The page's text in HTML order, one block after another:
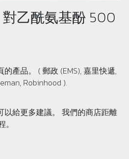
乙酰氨基酚 500
產品。 ( 郵政 (EMS), 嘉里快遞,
Robinhood ).
以給更多建議。 我們的商店距離